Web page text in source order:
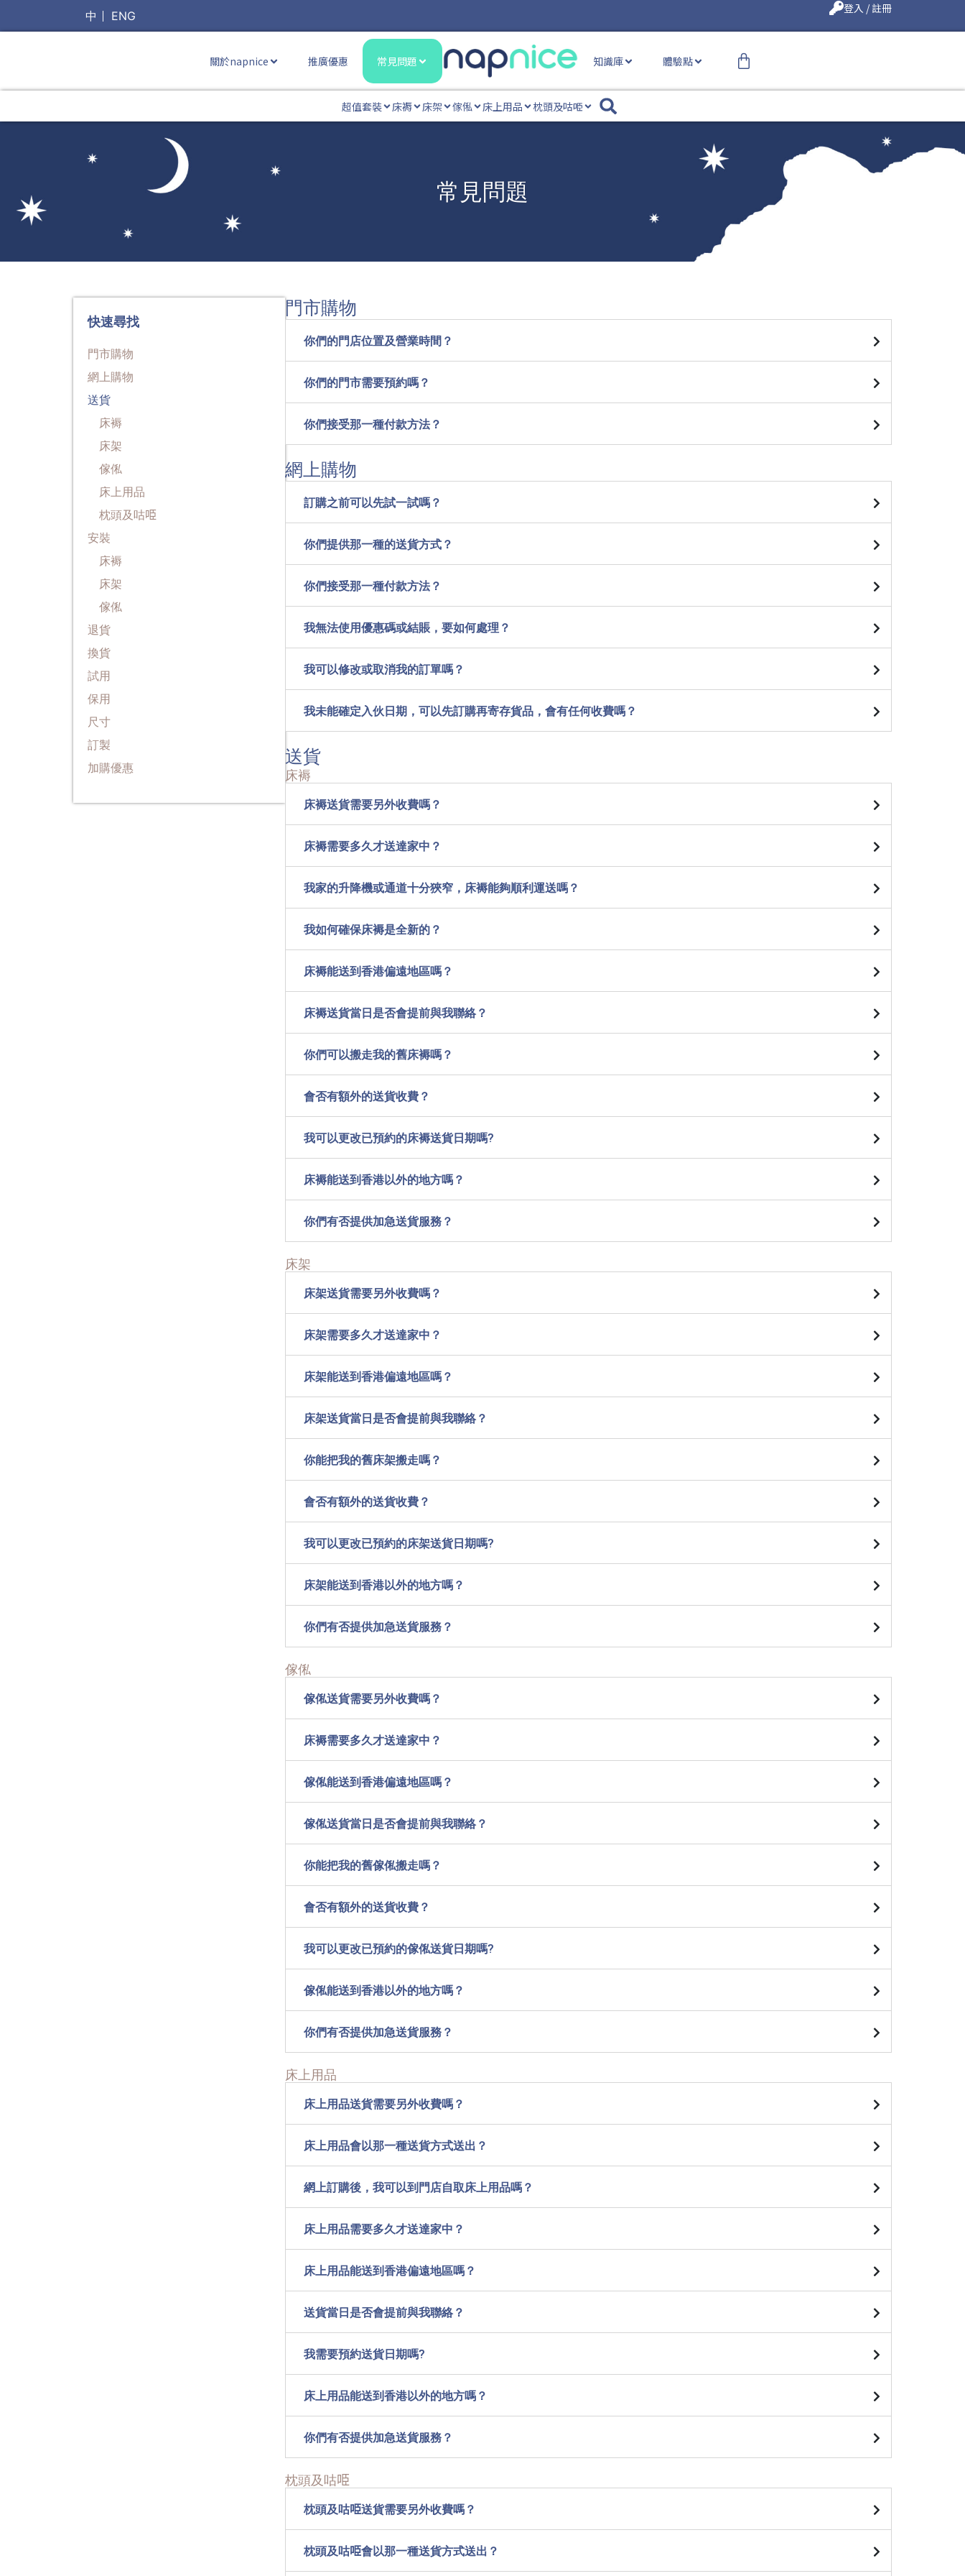
中 ENG
登入 / 註冊
關於napnice 推廣優惠 常見問題 知識庫 體驗點
超值套裝 床褥 床架 傢俬 床上用品 枕頭及咕𠱸
常見問題
快速尋找
門市購物
網上購物
送貨
床褥
床架
傢俬
床上用品
枕頭及咕𠱸
安裝​
床褥
床架
傢俬
退貨
換貨
試用
保用
尺寸
訂製
加購優惠
門市購物
你們的門店位置及營業時間？
你們的門市需要預約嗎？
你們接受那一種付款方法？
網上購物
訂購之前可以先試一試嗎？
你們提供那一種的送貨方式？
你們接受那一種付款方法？
我無法使用優惠碼或結賬，要如何處理？
我可以修改或取消我的訂單嗎？
我未能確定入伙日期，可以先訂購再寄存貨品，會有任何收費嗎？
送貨
床褥
床褥送貨需要另外收費嗎？
床褥需要多久才送達家中？
我家的升降機或通道十分狹窄，床褥能夠順利運送嗎？
我如何確保床褥是全新的？
床褥能送到香港偏遠地區嗎？
床褥送貨當日是否會提前與我聯絡？
你們可以搬走我的舊床褥嗎？
會否有額外的送貨收費？
我可以更改已預約的床褥送貨日期嗎?
床褥能送到香港以外的地方嗎？
你們有否提供加急送貨服務？
床架
床架送貨需要另外收費嗎？
床架需要多久才送達家中？
床架能送到香港偏遠地區嗎？
床架送貨當日是否會提前與我聯絡？
你能把我的舊床架搬走嗎？
會否有額外的送貨收費？
我可以更改已預約的床架送貨日期嗎?
床架能送到香港以外的地方嗎？
你們有否提供加急送貨服務？
傢俬
傢俬送貨需要另外收費嗎？
床褥需要多久才送達家中？
傢俬能送到香港偏遠地區嗎？
傢俬送貨當日是否會提前與我聯絡？
你能把我的舊傢俬搬走嗎？
會否有額外的送貨收費？
我可以更改已預約的傢俬送貨日期嗎?
傢俬能送到香港以外的地方嗎？
你們有否提供加急送貨服務？
床上用品
床上用品送貨需要另外收費嗎？
床上用品會以那一種送貨方式送出？
網上訂購後，我可以到門店自取床上用品嗎？
床上用品需要多久才送達家中？
床上用品能送到香港偏遠地區嗎？
送貨當日是否會提前與我聯絡？
我需要預約送貨日期嗎?
床上用品能送到香港以外的地方嗎？
你們有否提供加急送貨服務？
枕頭及咕𠱸
枕頭及咕𠱸送貨需要另外收費嗎？
枕頭及咕𠱸會以那一種送貨方式送出？